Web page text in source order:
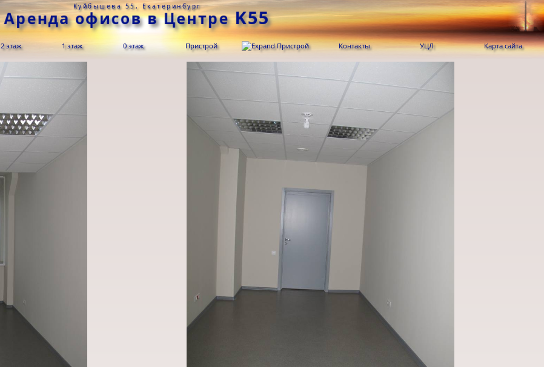
Аренда офисов в ЦентреK55
Куйбышева 55, Екатеринбург
2 этаж 1 этаж 0 этаж Пристрой Контакты УЦЛ Карта сайта